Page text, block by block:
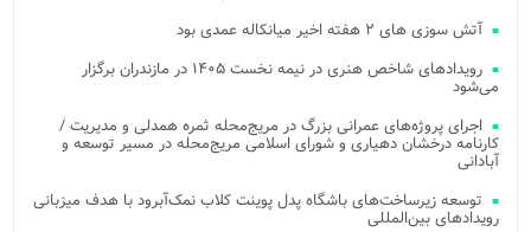
آتش‌ سوزی‌ های ۲ هفته اخیر میانکاله عمدی بود
رویدادهای شاخص هنری در نیمه نخست ۱۴۰۵ در مازندران برگزار
می‌شود
اجرای پروژه‌های عمرانی بزرگ در مریج‌محله ثمره همدلی و مدیریت /
کارنامه درخشان دهیاری و شورای اسلامی مریج‌محله در مسیر توسعه و
آبادانی
توسعه زیرساخت‌های باشگاه پدل پوینت کلاب نمک‌آبرود با هدف میزبانی
رویدادهای بین‌المللی